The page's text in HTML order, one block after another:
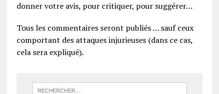
donner votre avis, pour critiquer, pour suggérer…
Tous les commentaires seront publiés … sauf ceux
comportant des attaques injurieuses (dans ce cas,
cela sera expliqué).